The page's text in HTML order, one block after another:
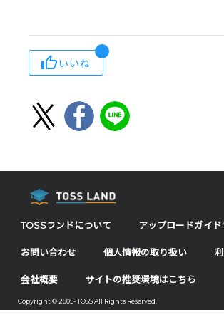
いいね
TOSSランドについて アップロードガイ
お問い合わせ 個人情報の取り扱い
会社概要 サイトの推奨環境はこちら
Copyright © 2005- TOSS All Rights Reserved.